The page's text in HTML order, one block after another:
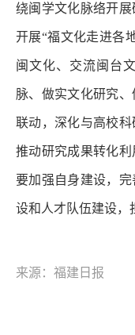
绕闽学文化脉络开
开展“福文化走进各
闽文化、交流闽台
脉、做实文化研究
联动，深化与高校科
推动研究成果转化利
要加强自身建设，
设和人才队伍建设，
来源：福建日报